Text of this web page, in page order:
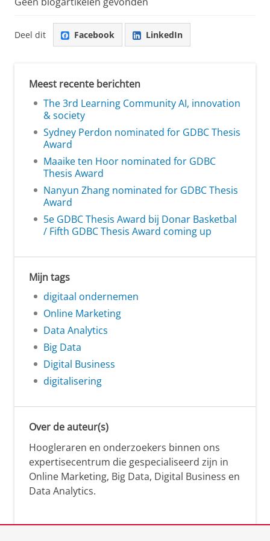
Deel dit Facebook LinkedIn
Meest recente berichten
The 3rd Learning Community AI, innovation
& society
Sydney Perdon nominated for GDBC Thesis
Award
Maaike ten Hoor nominated for GDBC
Thesis Award
Nanyun Zhang nominated for GDBC Thesis
Award
5e GDBC Thesis Award bij Donar Basketbal
/ Fifth GDBC Thesis Award coming up
Mijn tags
digitaal ondernemen
Online Marketing
Data Analytics
Big Data
Digital Business
digitalisering
Over de auteur(s)
Hoogleraren en onderzoekers binnen ons
expertisecentrum die gespecialiseerd zijn in
Online Marketing, Big Data, Digital Business en
Data Analytics.